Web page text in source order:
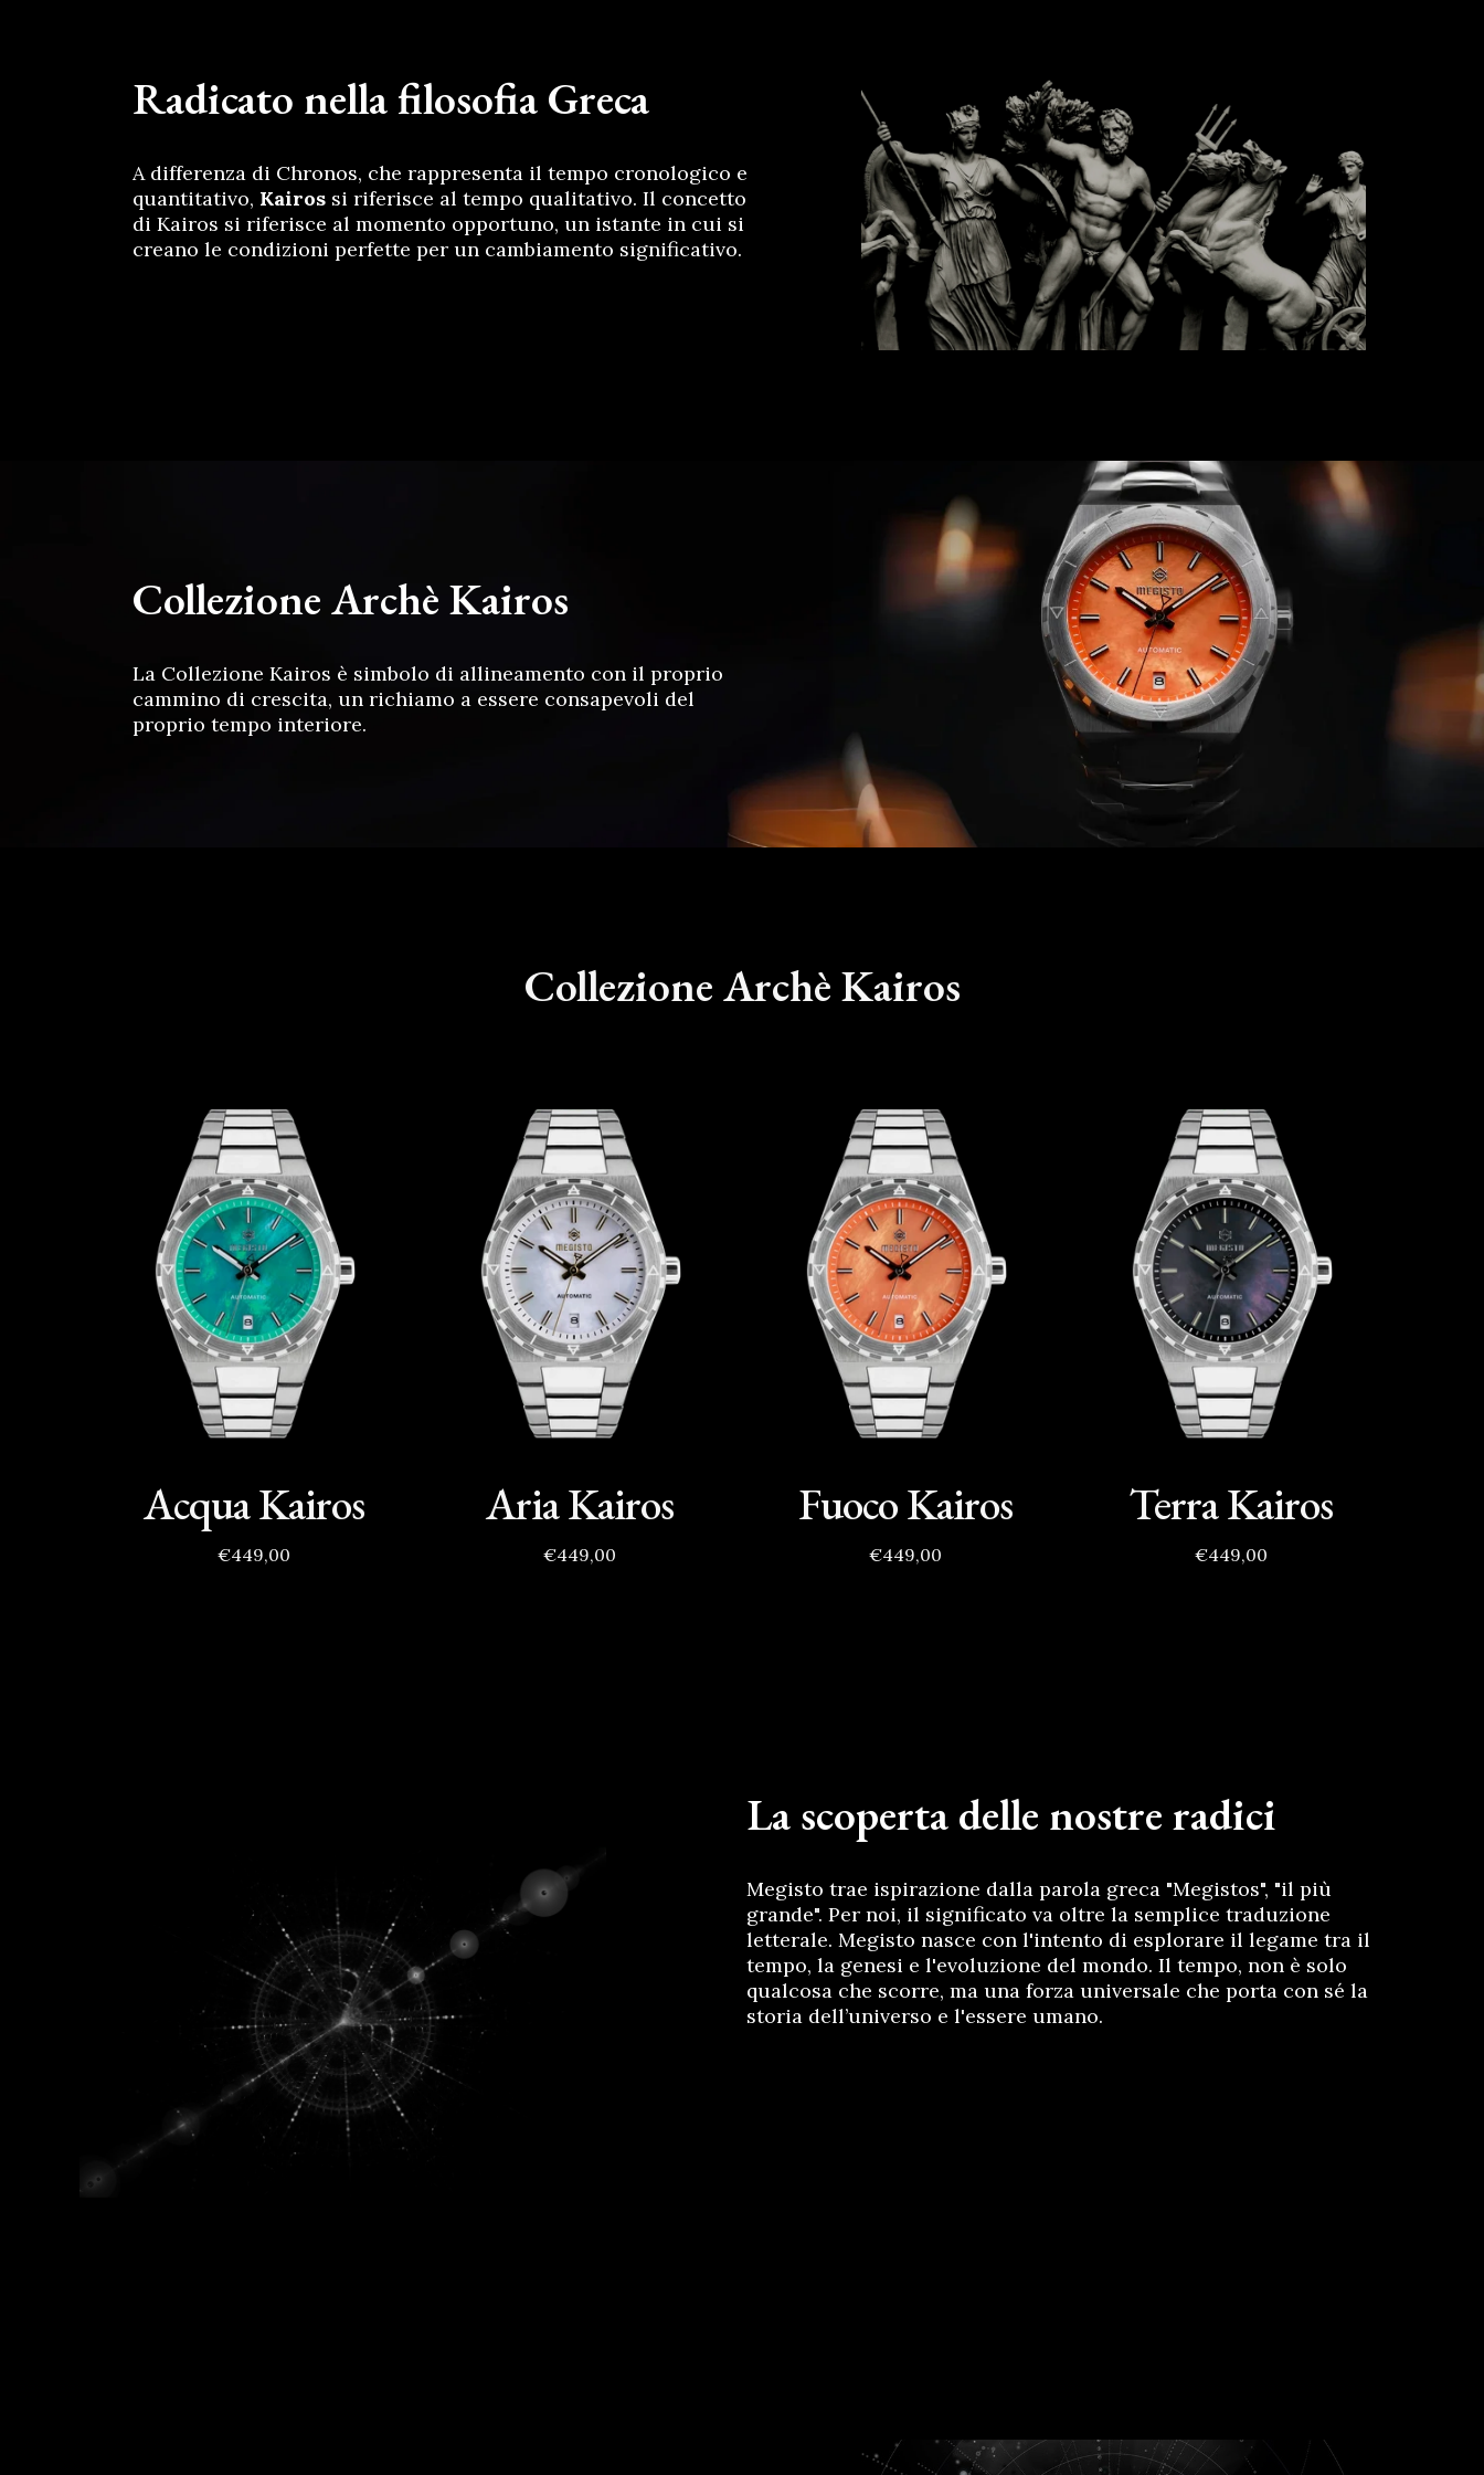
Radicato nella filosofia Greca
A differenza di Chronos, che rappresenta il tempo cronologico e
quantitativo, Kairos si riferisce al tempo qualitativo. Il concetto
di Kairos si riferisce al momento opportuno, un istante in cui si
creano le condizioni perfette per un cambiamento significativo.
Collezione Archè Kairos
La Collezione Kairos è simbolo di allineamento con il proprio
cammino di crescita, un richiamo a essere consapevoli del
proprio tempo interiore.
Collezione Archè Kairos
Acqua Kairos
€449,00
Aria Kairos
€449,00
Fuoco Kairos
€449,00
Terra Kairos
€449,00
La scoperta delle nostre radici
Megisto trae ispirazione dalla parola greca "Megistos", "il più
grande". Per noi, il significato va oltre la semplice traduzione
letterale. Megisto nasce con l'intento di esplorare il legame tra il
tempo, la genesi e l'evoluzione del mondo. Il tempo, non è solo
qualcosa che scorre, ma una forza universale che porta con sé la
storia dell’universo e l'essere umano.